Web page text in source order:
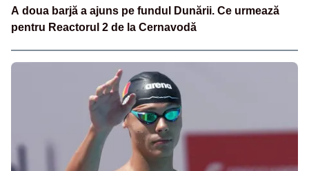
A doua barjă a ajuns pe fundul Dunării. Ce urmează
pentru Reactorul 2 de la Cernavodă